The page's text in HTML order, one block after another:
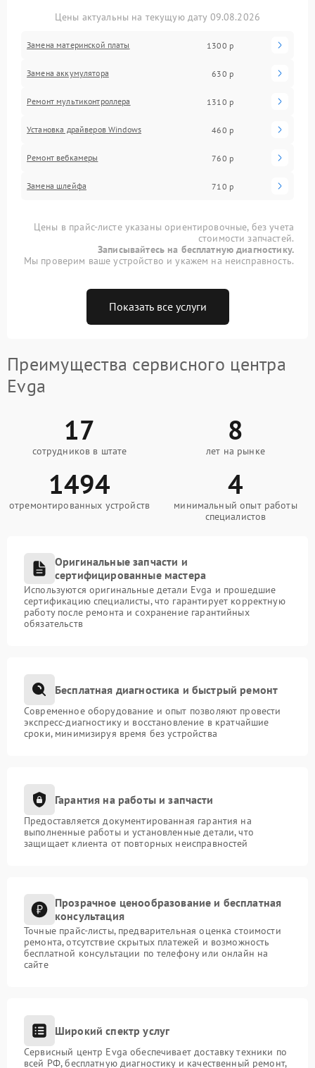
Цены актуальны на текущую дату 09.08.2026
Замена материнской платы 1300 р
Замена аккумулятора 630 р
Ремонт мультиконтроллера 1310 р
Установка драйверов Windows 460 р
Ремонт вебкамеры 760 р
Замена шлейфа 710 р
Цены в прайс-листе указаны ориентировочные, без учета
стоимости запчастей.
Записывайтесь на бесплатную диагностику.
Мы проверим ваше устройство и укажем на неисправность.
Показать все услуги
Преимущества сервисного центра
Evga
17
сотрудников в штате
8
лет на рынке
1494
отремонтированных устройств
4
минимальный опыт работы
специалистов
Оригинальные запчасти и
сертифицированные мастера
Используются оригинальные детали Evga и прошедшие
сертификацию специалисты, что гарантирует корректную
работу после ремонта и сохранение гарантийных
обязательств
Бесплатная диагностика и быстрый ремонт
Современное оборудование и опыт позволяют провести
экспресс-диагностику и восстановление в кратчайшие
сроки, минимизируя время без устройства
Гарантия на работы и запчасти
Предоставляется документированная гарантия на
выполненные работы и установленные детали, что
защищает клиента от повторных неисправностей
Прозрачное ценообразование и бесплатная
консультация
Точные прайс-листы, предварительная оценка стоимости
ремонта, отсутствие скрытых платежей и возможность
бесплатной консультации по телефону или онлайн на
сайте
Широкий спектр услуг
Сервисный центр Evga обеспечивает доставку техники по
всей РФ, бесплатную диагностику и качественный ремонт,